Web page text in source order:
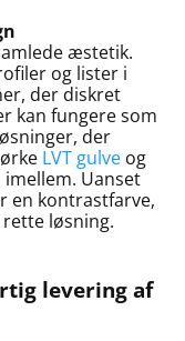
æstetik.
og lister i
der diskret
kan fungere som
der
LVT gulve og
imellem. Uanset
en kontrastfarve,
løsning.
levering af